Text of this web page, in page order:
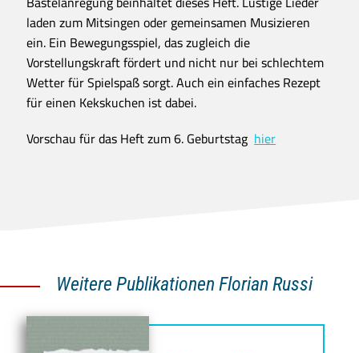
laden zum Mitsingen oder gemeinsamen Musizieren
ein. Ein Bewegungsspiel, das zugleich die
Vorstellungskraft fördert und nicht nur bei schlechtem
Wetter für Spielspaß sorgt. Auch ein einfaches Rezept
für einen Kekskuchen ist dabei.
Vorschau für das Heft zum 6. Geburtstaghier
Weitere Publikationen Florian Russi